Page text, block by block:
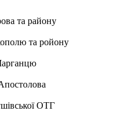
та району
та ройону
ОТГ